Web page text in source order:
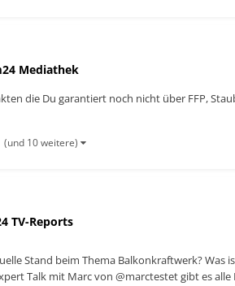
Mediathek
die Du garantiert noch nicht über FFP,
(und 10 weitere)
TV-Reports
Stand beim Thema Balkonkraftwerk?
Talk mit Marc von @marctestet gibt es